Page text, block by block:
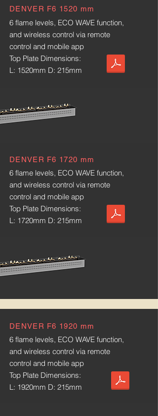
DENVER F6 1320 mm
6 flame levels, ECO WAVE function,
Top Plate Dimensions:
L: 1320mm D: 215mm
DENVER F6 1520 mm
6 flame levels, ECO WAVE function,
and wireless control via remote
control and mobile app
Top Plate Dimensions:
L: 1520mm D: 215mm
DENVER F6 1720 mm
6 flame levels, ECO WAVE function,
and wireless control via remote
control and mobile app
Top Plate Dimensions:
L: 1720mm D: 215mm
DENVER F6 1920 mm
6 flame levels, ECO WAVE function,
and wireless control via remote
control and mobile app
Top Plate Dimensions:
L: 1920mm D: 215mm